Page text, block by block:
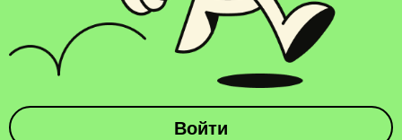
Войти